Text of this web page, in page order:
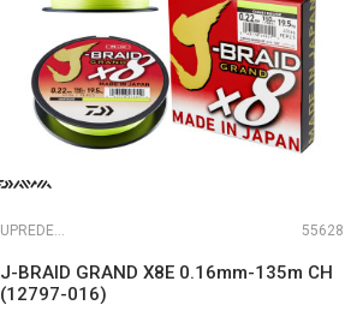
UPREDENE STRUNE 55628
J-BRAID GRAND X8E 0.16mm-135m CH
(12797-016)